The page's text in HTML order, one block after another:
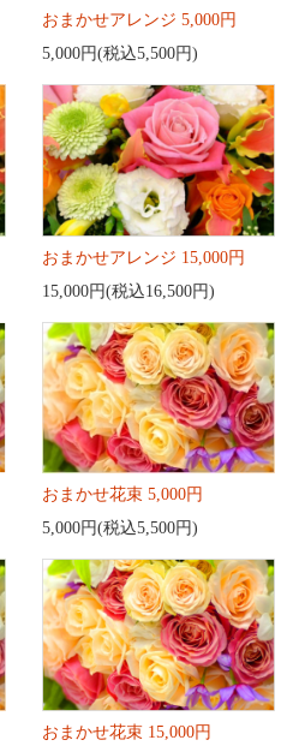
おまかせアレンジ 5,000円
5,000円(税込5,500円)
おまかせアレンジ 15,000円
15,000円(税込16,500円)
おまかせ花束 5,000円
5,000円(税込5,500円)
おまかせ花束 15,000円